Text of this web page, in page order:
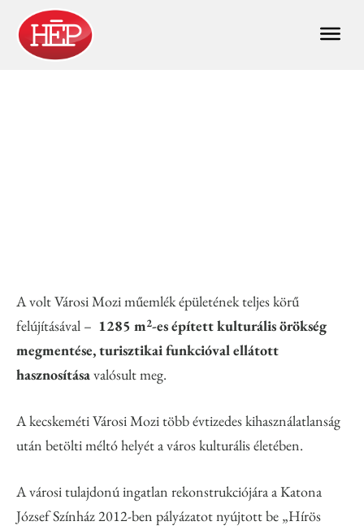
A volt Városi Mozi műemlék épületének teljes körű
felújításával – 1285 m2-es épített kulturális örökség
megmentése, turisztikai funkcióval ellátott
hasznosításavalósult meg.
A kecskeméti Városi Mozi több évtizedes kihasználatlanság
után betölti méltó helyét a város kulturális életében.
A városi tulajdonú ingatlan rekonstrukciójára a Katona
József Színház 2012-ben pályázatot nyújtott be „Hírös